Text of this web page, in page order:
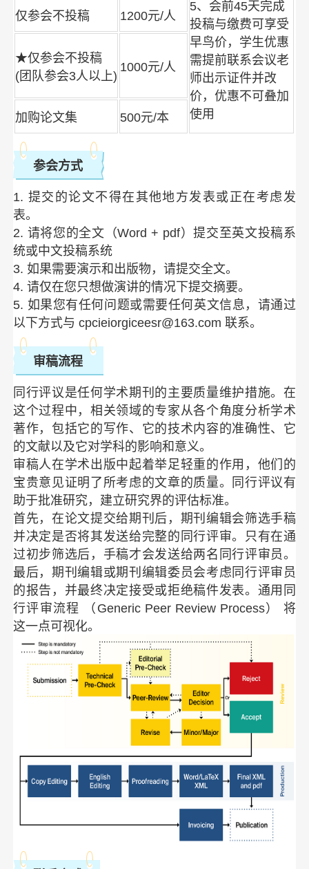
5、会前45天完成
投稿与缴费可享受
早鸟价，学生优惠
需提前联系会议老
师出示证件并改
价，优惠不可叠加
使用
仅参会不投稿 1200元/人
★仅参会不投稿
(团队参会3人以上)
1000元/人
加购论文集 500元/本
参会方式
1. 提交的论文不得在其他地方发表或正在考虑发
表。
2. 请将您的全文（Word + pdf）提交至英文投稿系
统或中文投稿系统
3. 如果需要演示和出版物，请提交全文。
4. 请仅在您只想做演讲的情况下提交摘要。
5. 如果您有任何问题或需要任何英文信息，请通过
以下方式与 cpcieiorgiceesr@163.com 联系。
审稿流程
同行评议是任何学术期刊的主要质量维护措施。在
这个过程中，相关领域的专家从各个角度分析学术
著作，包括它的写作、它的技术内容的准确性、它
的文献以及它对学科的影响和意义。
审稿人在学术出版中起着举足轻重的作用，他们的
宝贵意见证明了所考虑的文章的质量。同行评议有
助于批准研究，建立研究界的评估标准。
首先，在论文提交给期刊后，期刊编辑会筛选手稿
并决定是否将其发送给完整的同行评审。只有在通
过初步筛选后，手稿才会发送给两名同行评审员。
最后，期刊编辑或期刊编辑委员会考虑同行评审员
的报告，并最终决定接受或拒绝稿件发表。通用同
行评审流程 （Generic Peer Review Process） 将
这一点可视化。